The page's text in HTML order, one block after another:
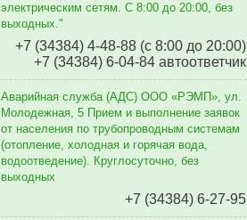
электрическим сетям. C 8:00 до 20:00, без
выходных."
+7 (34384) 4-48-88 (с 8:00 до 20:00)
+7 (34384) 6-04-84 автоответчик
Аварийная служба (АДС) ООО «РЭМП», ул.
Молодежная, 5 Прием и выполнение заявок
от населения по трубопроводным системам
(отопление, холодная и горячая вода,
водоотведение). Круглосуточно, без
выходных
+7 (34384) 6-27-95